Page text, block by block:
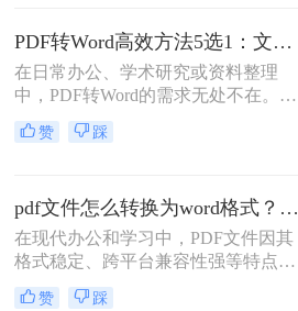
许多用户的刚需。那么pdf怎么转换成
word文档呢？本文将详细介绍五种常
用的PDF转Word方法，帮助您选择最
适合自己的解决方案。
PDF转Word高效方法5选1：文件大小和类型决定用哪个！
在日常办公、学术研究或资料整理
中，PDF转Word的需求无处不在。那
么pdf怎么转换成word呢？本文将系统
解析5种主流方法，涵盖不同场景，
赞 踩
pdf文件怎么转换为word格式？这3种转换方法可以尝试下！
在现代办公和学习中，PDF文件因其
格式稳定、跨平台兼容性强等特点而
被广泛使用。然而，当需要编辑PDF
赞 踩